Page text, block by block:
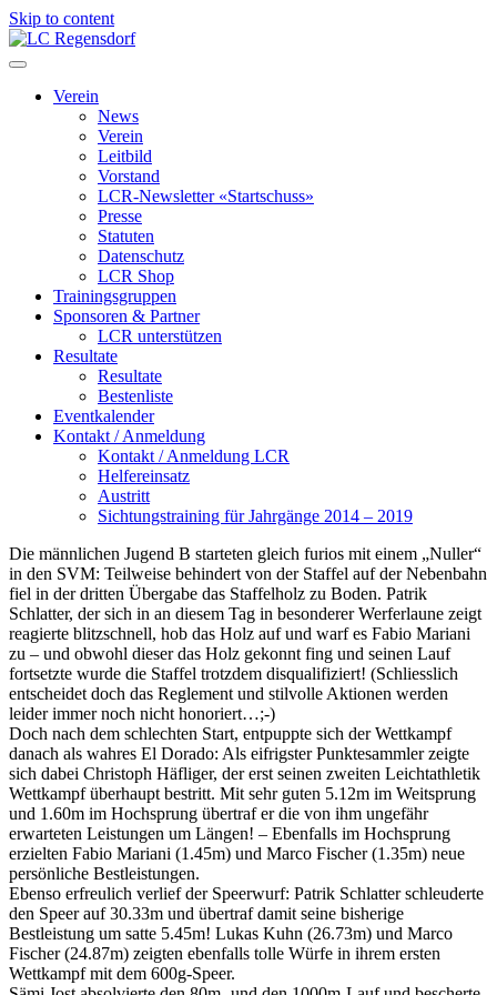
Skip to content
LC Regensdorf
Verein
News
Verein
Leitbild
Vorstand
LCR-Newsletter «Startschuss»
Presse
Statuten
Datenschutz
LCR Shop
Trainingsgruppen
Sponsoren & Partner
LCR unterstützen
Resultate
Resultate
Bestenliste
Eventkalender
Kontakt / Anmeldung
Kontakt / Anmeldung LCR
Helfereinsatz
Austritt
Sichtungstraining für Jahrgänge 2014 – 2019
Die männlichen Jugend B starteten gleich furios mit einem „Nuller“
in den SVM: Teilweise behindert von der Staffel auf der Nebenbahn
fiel in der dritten Übergabe das Staffelholz zu Boden. Patrik
Schlatter, der sich in an diesem Tag in besonderer Werferlaune zeigt
reagierte blitzschnell, hob das Holz auf und warf es Fabio Mariani
zu – und obwohl dieser das Holz gekonnt fing und seinen Lauf
fortsetzte wurde die Staffel trotzdem disqualifiziert! (Schliesslich
entscheidet doch das Reglement und stilvolle Aktionen werden
leider immer noch nicht honoriert…;-)
Doch nach dem schlechten Start, entpuppte sich der Wettkampf
danach als wahres El Dorado: Als eifrigster Punktesammler zeigte
sich dabei Christoph Häfliger, der erst seinen zweiten Leichtathletik
Wettkampf überhaupt bestritt. Mit sehr guten 5.12m im Weitsprung
und 1.60m im Hochsprung übertraf er die von ihm ungefähr
erwarteten Leistungen um Längen! – Ebenfalls im Hochsprung
erzielten Fabio Mariani (1.45m) und Marco Fischer (1.35m) neue
persönliche Bestleistungen.
Ebenso erfreulich verlief der Speerwurf: Patrik Schlatter schleuderte
den Speer auf 30.33m und übertraf damit seine bisherige
Bestleistung um satte 5.45m! Lukas Kuhn (26.73m) und Marco
Fischer (24.87m) zeigten ebenfalls tolle Würfe in ihrem ersten
Wettkampf mit dem 600g-Speer.